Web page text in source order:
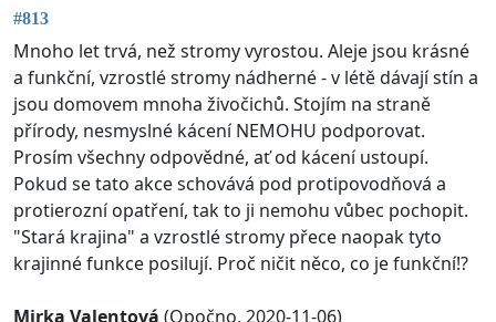
#813
Mnoho let trvá, než stromy vyrostou. Aleje jsou krásné
a funkční, vzrostlé stromy nádherné - v létě dávají stín a
jsou domovem mnoha živočichů. Stojím na straně
přírody, nesmyslné kácení NEMOHU podporovat.
Prosím všechny odpovědné, ať od kácení ustoupí.
Pokud se tato akce schovává pod protipovodňová a
protierozní opatření, tak to ji nemohu vůbec pochopit.
"Stará krajina" a vzrostlé stromy přece naopak tyto
krajinné funkce posilují. Proč ničit něco, co je funkční!?
Mirka Valentová (Opočno, 2020-11-06)